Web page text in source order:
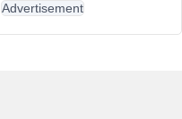
Advertisement